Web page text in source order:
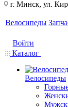
г. Минск, ул.
Велосипеды
Войти
Каталог
Велосипеды